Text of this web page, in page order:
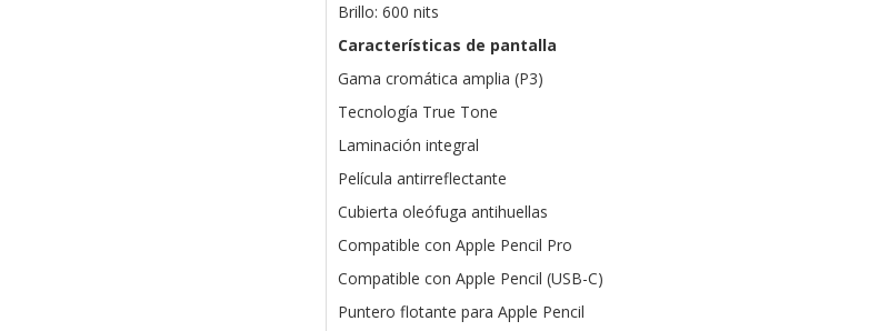
Brillo: 600 nits
Características de pantalla
Gama cromática amplia (P3)
Tecnología True Tone
Laminación integral
Película antirreflectante
Cubierta oleófuga antihuellas
Compatible con Apple Pencil Pro
Compatible con Apple Pencil (USB-C)
Puntero flotante para Apple Pencil